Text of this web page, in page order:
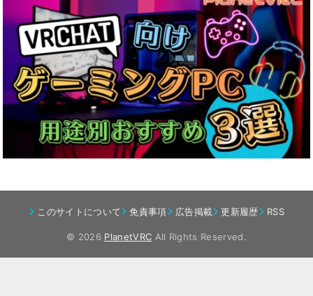
このサイトについて 免責事項 広告掲載 更新履歴 RSS
© 2026 PlanetVRC All Rights Reserved.